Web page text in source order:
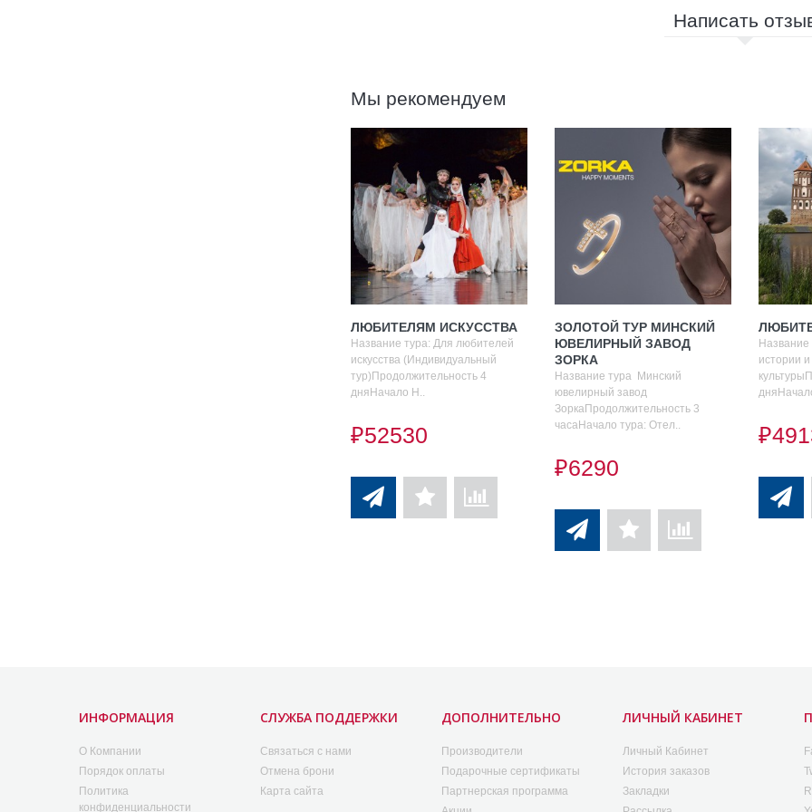
Написать
Мы рекомендуем
ЛЮБИТЕЛЯМ ИСКУССТВА
Название тура: Для любителей
искусства (Индивидуальный
тур)Продолжительность 4
дняНачало Н..
₽52530
ЗОЛОТОЙ ТУР МИНСКИЙ
ЮВЕЛИРНЫЙ ЗАВОД
ЗОРКА
Название тура Минский
ювелирный завод
ЗоркаПродолжительность 3
часаНачало тура: Отел..
₽6290
истории и
ИНФОРМАЦИЯ
O Компании
Порядок оплаты
Политика
конфиденциальности
СЛУЖБА ПОДДЕРЖКИ
Связаться с нами
Отмена брони
Карта сайта
ДОПОЛНИТЕЛЬНО
Производители
Подарочные сертификаты
Партнерская программа
ЛИЧНЫЙ КАБИНЕТ
Личный Кабинет
История заказов
Закладки